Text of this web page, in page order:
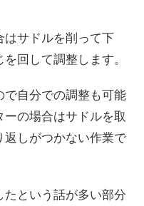
はサドルを削って下
回して調整します。
で自分での調整も可能
の場合はサドルを取
返しがつかない作業で
たという話が多い部分